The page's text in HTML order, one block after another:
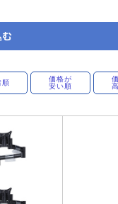
順
価格が
安い順